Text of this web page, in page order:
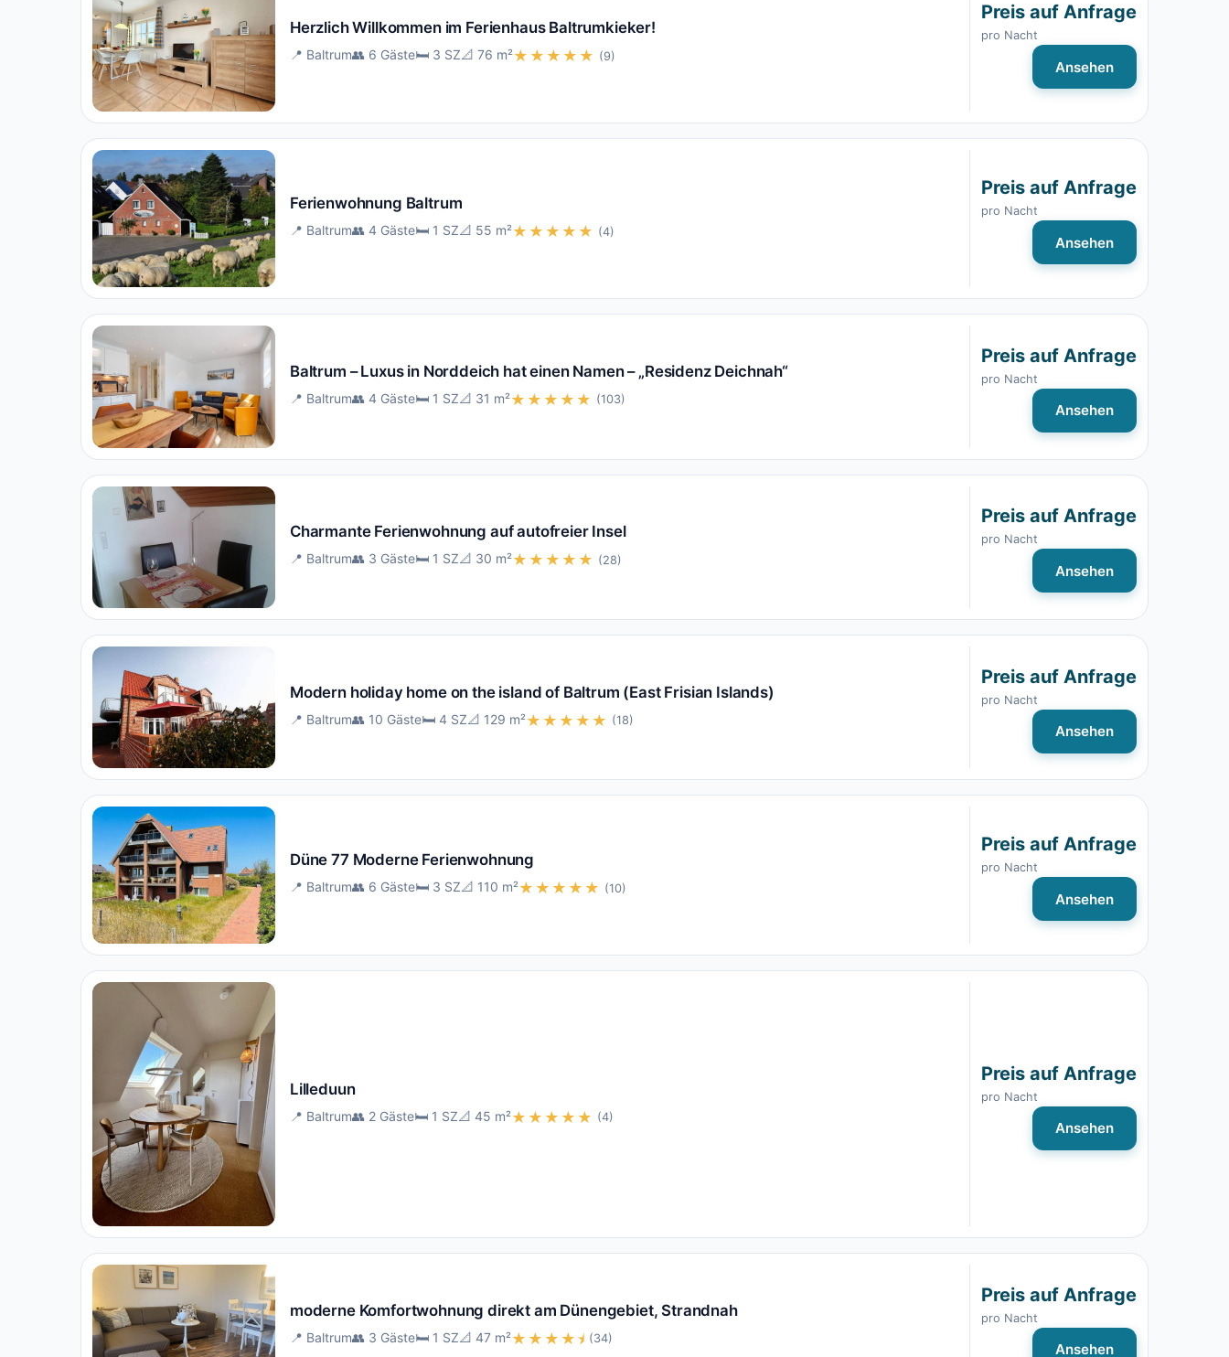
Herzlich Willkommen im Ferienhaus Baltrumkieker!
📍 Baltrum👥 6 Gäste🛏️ 3 SZ📐 76 m²★★★★★ (9)
Preis auf Anfrage
pro Nacht
Ansehen
Ferienwohnung Baltrum
📍 Baltrum👥 4 Gäste🛏️ 1 SZ📐 55 m²★★★★★ (4)
Preis auf Anfrage
pro Nacht
Ansehen
Baltrum – Luxus in Norddeich hat einen Namen – „Residenz Deichnah“
📍 Baltrum👥 4 Gäste🛏️ 1 SZ📐 31 m²★★★★★ (103)
Preis auf Anfrage
pro Nacht
Ansehen
Charmante Ferienwohnung auf autofreier Insel
📍 Baltrum👥 3 Gäste🛏️ 1 SZ📐 30 m²★★★★★ (28)
Preis auf Anfrage
pro Nacht
Ansehen
Modern holiday home on the island of Baltrum (East Frisian Islands)
📍 Baltrum👥 10 Gäste🛏️ 4 SZ📐 129 m²★★★★★ (18)
Preis auf Anfrage
pro Nacht
Ansehen
Düne 77 Moderne Ferienwohnung
📍 Baltrum👥 6 Gäste🛏️ 3 SZ📐 110 m²★★★★★ (10)
Preis auf Anfrage
pro Nacht
Ansehen
Lilleduun
📍 Baltrum👥 2 Gäste🛏️ 1 SZ📐 45 m²★★★★★ (4)
Preis auf Anfrage
pro Nacht
Ansehen
moderne Komfortwohnung direkt am Dünengebiet, Strandnah
📍 Baltrum👥 3 Gäste🛏️ 1 SZ📐 47 m²★★★★⯨ (34)
Preis auf Anfrage
pro Nacht
Ansehen